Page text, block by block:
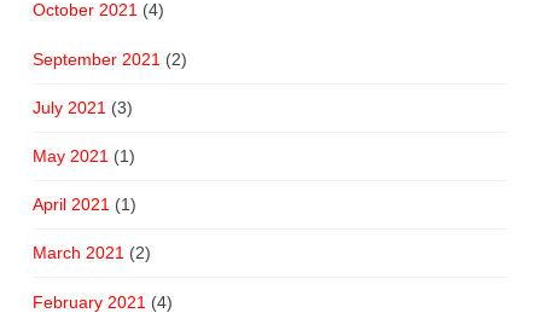
October 2021(4)
September 2021 (2)
July 2021 (3)
May 2021 (1)
April 2021 (1)
March 2021(2)
February 2021 (4)